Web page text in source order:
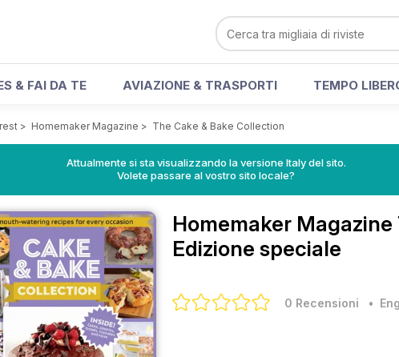
& FAI DA TE AVIAZIONE & TRASPORTI TEMPO
> Homemaker Magazine > The Cake & Bake Collection
Attualmente si sta visualizzando la versione Italy del sito.
Volete passare al vostro sito locale?
Homemaker Magazine
Edizione speciale
0 Recensioni •